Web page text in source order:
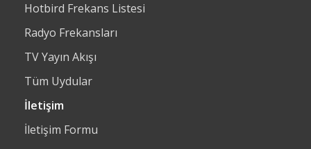
Hotbird Frekans Listesi
Radyo Frekansları
TV Yayın Akışı
Tüm Uydular
İletişim
İletişim Formu